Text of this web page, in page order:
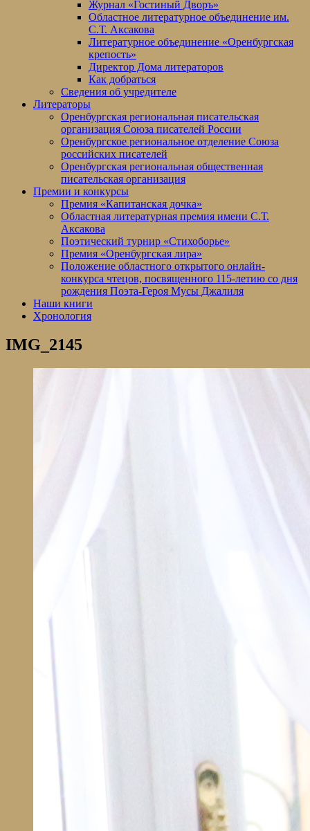
Журнал «Гостиный Дворъ»
Областное литературное объединение им.
С.Т. Аксакова
Литературное объединение «Оренбургская
крепость»
Директор Дома литераторов
Как добраться
Сведения об учредителе
Литераторы
Оренбургская региональная писательская
организация Союза писателей России
Оренбургское региональное отделение Союза
российских писателей
Оренбургская региональная общественная
писательская организация
Премии и конкурсы
Премия «Капитанская дочка»
Областная литературная премия имени С.Т.
Аксакова
Поэтический турнир «Стихоборье»
Премия «Оренбургская лира»
Положение областного открытого онлайн-
конкурса чтецов, посвященного 115-летию со дня
рождения Поэта-Героя Мусы Джалиля
Наши книги
Хронология
IMG_2145